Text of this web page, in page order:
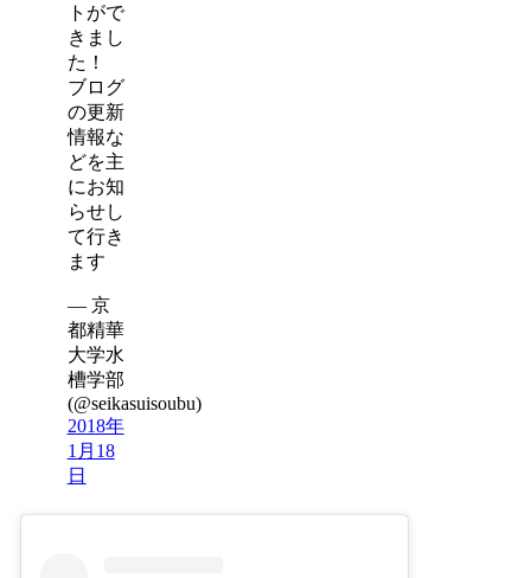
トがで
きまし
た！
ブログ
の更新
情報な
どを主
にお知
らせし
て行き
ます
— 京
都精華
大学水
槽学部
(@seikasuisoubu)
2018年
1月18
日